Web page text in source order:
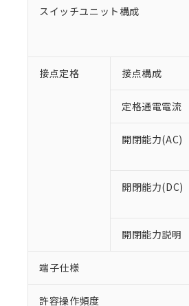
スイッチユニット構成
接点定格 接点構成
定格通電電流
開閉能力(AC)
開閉能力(DC)
開閉能力説明
端子仕様
許容操作頻度